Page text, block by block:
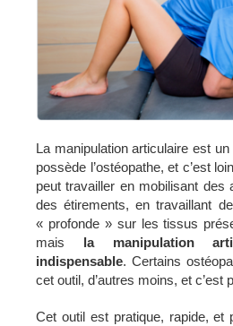
La manipulation articulaire est
possède l’ostéopathe, et c’est
peut travailler en mobilisant des
des étirements, en travaillant
« profonde » sur les tissus
mais la manipulation
indispensable. Certains
cet outil, d’autres moins, et c’est
Cet outil est pratique, rapide, et